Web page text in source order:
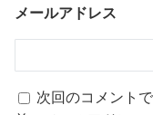
メールアドレス
次回のコメント